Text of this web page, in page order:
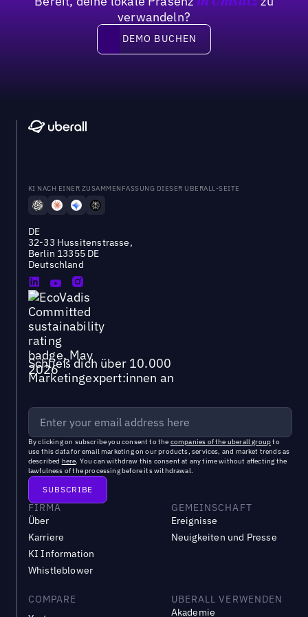
verwandeln?
DEMO BUCHEN
DEMO BUCHEN
KI NACH EINER ZUSAMMENFASSUNG DIESER UBERALL-SEITE
DE
32-33 Hussitenstrasse,
Berlin 13355 DE
Deutschland
Schließ dich über 10.000
Marketingexpert:innen an
By clicking on subscribe you consent to the companies of the uberall groupto
use this data for email marketing on our products, services, and market trends as
described here. You can withdraw this consent at any time without affecting the
lawfulness of the processing before its withdrawal.
FIRMA
Über
Karriere
KI Information
Whistleblower
GEMEINSCHAFT
Ereignisse
Neuigkeiten und Presse
COMPARE
UBERALL VERWENDEN
Akademie